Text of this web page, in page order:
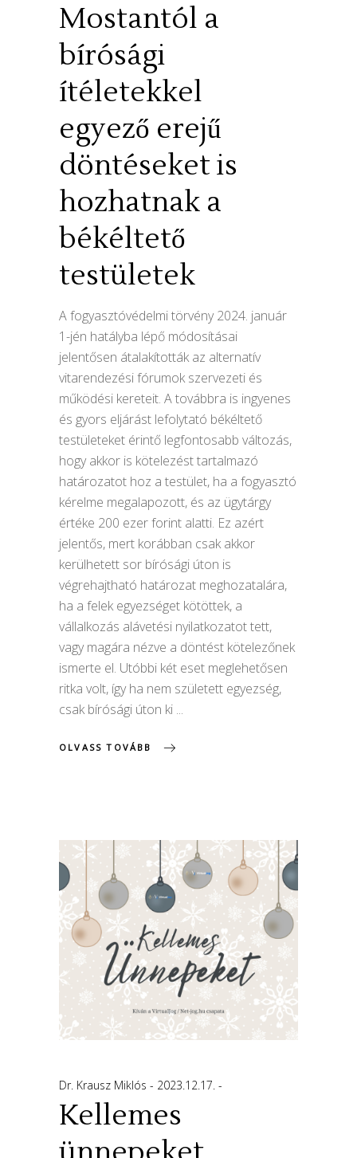
Mostantól a
bírósági
ítéletekkel
egyező erejű
döntéseket is
hozhatnak a
békéltető
testületek
A fogyasztóvédelmi törvény 2024. január
1-jén hatályba lépő módosításai
jelentősen átalakították az alternatív
vitarendezési fórumok szervezeti és
működési kereteit. A továbbra is ingyenes
és gyors eljárást lefolytató békéltető
testületeket érintő legfontosabb változás,
hogy akkor is kötelezést tartalmazó
határozatot hoz a testület, ha a fogyasztó
kérelme megalapozott, és az ügytárgy
értéke 200 ezer forint alatti. Ez azért
jelentős, mert korábban csak akkor
kerülhetett sor bírósági úton is
végrehajtható határozat meghozatalára,
ha a felek egyezséget kötöttek, a
vállalkozás alávetési nyilatkozatot tett,
vagy magára nézve a döntést kötelezőnek
ismerte el. Utóbbi két eset meglehetősen
ritka volt, így ha nem született egyezség,
csak bírósági úton ki
OLVASS TOVÁBB
Dr. Krausz Miklós 2023.12.17.
Kellemes